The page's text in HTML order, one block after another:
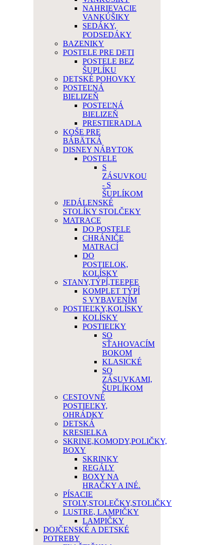
NAHRIEVACIE
VANKÚŠIKY
SEDÁKY,
PODSEDÁKY
BAZENIKY
POSTELE PRE DETI
POSTELE BEZ
ŠUPLÍKU
DETSKÉ POHOVKY
POSTEĽNÁ
BIELIZEŇ
POSTEĽNÁ
BIELIZEŇ
PRESTIERADLA
KOŠE PRE
BÁBÄTKÁ
DISNEY NÁBYTOK
POSTELE
S
ZÁSUVKOU
- S
ŠUPLÍKOM
JEDÁLENSKÉ
STOLÍKY STOLČEKY
MATRACE
DO POSTELE
CHRÁNIČE
MATRACÍ
DO
POSTIELOK,
KOLÍSKY
STANY,TÝPÍ,TEEPEE
KOMPLET TÝPÍ
S VYBAVENÍM
POSTIEĽKY,KOLÍSKY
KOLÍSKY
POSTIEĽKY
SO
SŤAHOVACÍM
BOKOM
KLASICKÉ
SO
ZÁSUVKAMI,
ŠUPLÍKOM
CESTOVNÉ
POSTIEĽKY,
OHRÁDKY
DETSKÁ
KRESIELKA
SKRINE,KOMODY,POLIČKY,
BOXY
SKRINKY
REGÁLY
BOXY NA
HRAČKY A INÉ.
PÍSACIE
STOLY,STOLEČKY,STOLIČKY
LUSTRE, LAMPIČKY
LAMPIČKY
DOJČENSKÉ A DETSKÉ
POTREBY